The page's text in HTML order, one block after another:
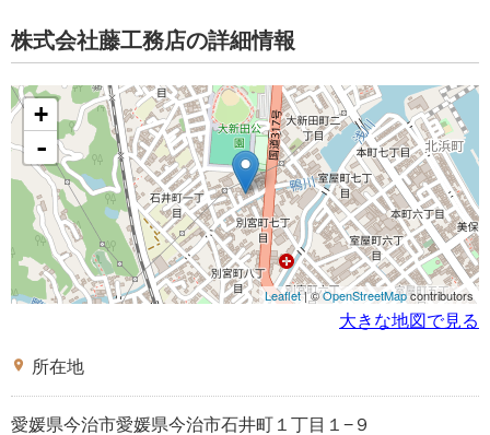
株式会社藤工務店の詳細情報
+
-
Leaflet| ©OpenStreetMapcontributors
大きな地図で見る
place 所在地
愛媛県今治市愛媛県今治市石井町１丁目１−９